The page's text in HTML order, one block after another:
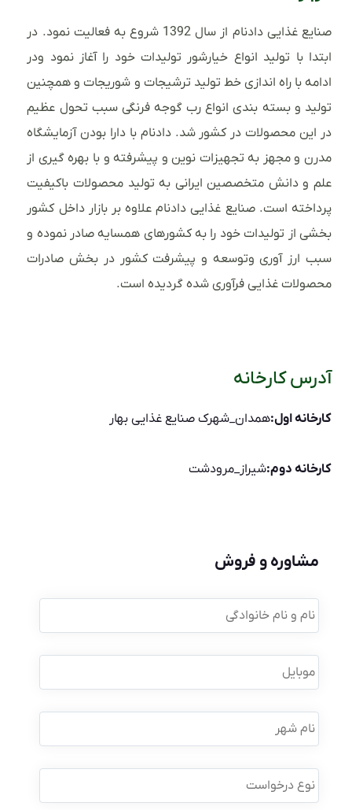
صنایع غذایی دادنام از سال 1392 شروع به فعالیت نمود. در
ابتدا با تولید انواع خیارشور تولیدات خود را آغاز نمود ودر
ادامه با راه اندازی خط تولید ترشیجات و شوریجات و همچنین
تولید و بسته بندی انواع رب گوجه فرنگی سبب تحول عظیم
در این محصولات در کشور شد. دادنام با دارا بودن آزمایشگاه
مدرن و مجهز به تجهیزات نوین و پیشرفته و با بهره گیری از
علم و دانش متخصصین ایرانی به تولید محصولات باکیفیت
پرداخته است. صنایع غذایی دادنام علاوه بر بازار داخل کشور
بخشی از تولیدات خود را به کشورهای همسایه صادر نموده و
سبب ارز آوری وتوسعه و پیشرفت کشور در بخش صادرات
محصولات غذایی فرآوری شده گردیده است.
آدرس کارخانه
کارخانه اول:همدان_شهرک صنایع غذایی بهار
کارخانه دوم:شیراز_مرودشت
مشاوره و فروش
نام
و
نام
موبایل *
نام
شهر
نوع
درخواست *